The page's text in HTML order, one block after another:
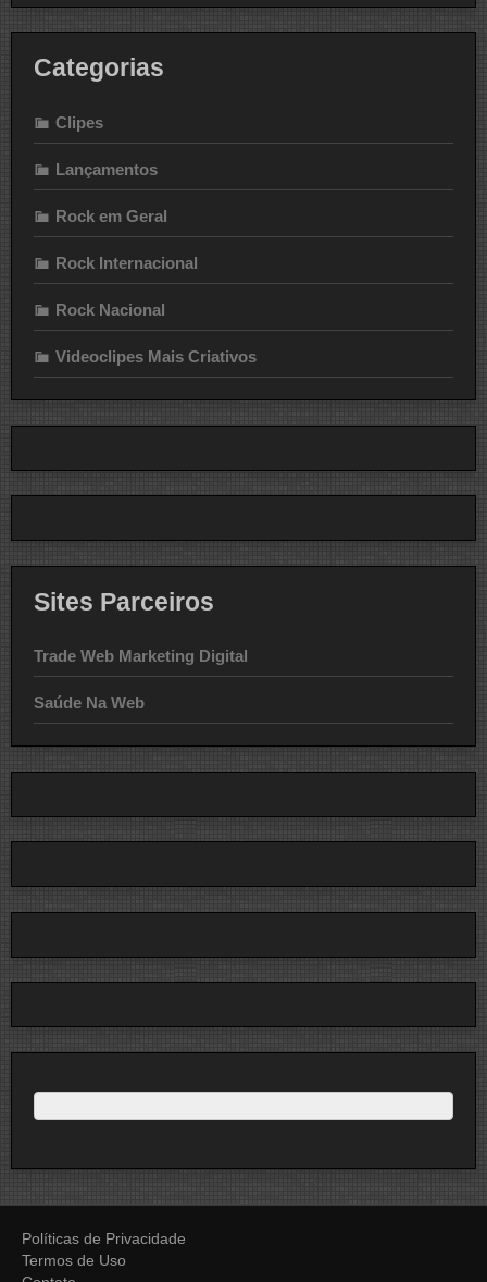
Categorias
Clipes
Lançamentos
Rock em Geral
Rock Internacional
Rock Nacional
Videoclipes Mais Criativos
Sites Parceiros
Trade Web Marketing Digital
Saúde Na Web
Políticas de Privacidade
Termos de Uso